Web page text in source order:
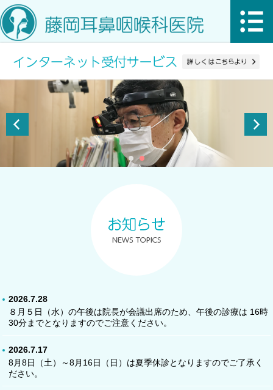
2026.7.28
８月５日（水）の午後は院長が会議出席のため、午後の診療は 16時
30分までとなりますのでご注意ください。
2026.7.17
8月8日（土）～8月16日（日）は夏季休診となりますのでご了承く
ださい。